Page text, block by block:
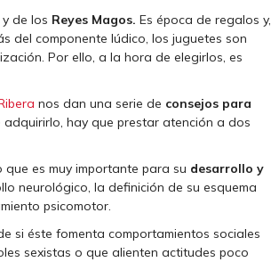
y de los Reyes Magos. Es época de regalos y,
del componente lúdico, los juguetes son
Por ello, a la hora de elegirlos, es
nos dan una serie de consejos para
hay que prestar atención a dos
es muy importante para su desarrollo y
neurológico, la definición de su esquema
psicomotor.
si éste fomenta comportamientos sociales
sexistas o que alienten actitudes poco